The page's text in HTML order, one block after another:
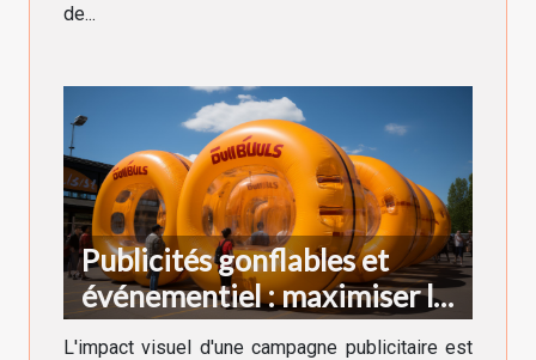
de...
Publicités gonflables et
événementiel : maximiser la
visibilité
L'impact visuel d'une campagne publicitaire est